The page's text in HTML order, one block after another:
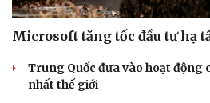
Pháp luật
Vụ án
Tư vấn luật
Vũ
Microsoft tăng tốc đầu tư hạ
Trung Quốc đưa vào hoạt động
nhất thế giới